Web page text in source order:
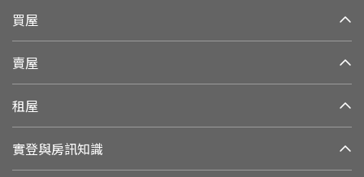
買屋
賣屋
租屋
實登與房訊知識